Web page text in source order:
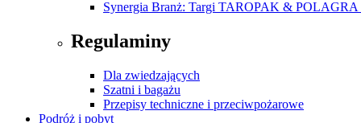
Synergia Branż: Targi TAROPAK & POLAGRA
Regulaminy
Dla zwiedzających
Szatni i bagażu
Przepisy techniczne i przeciwpożarowe
Podróż i pobyt